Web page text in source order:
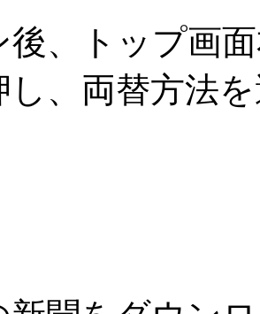
後、トップ画
し、両替方法